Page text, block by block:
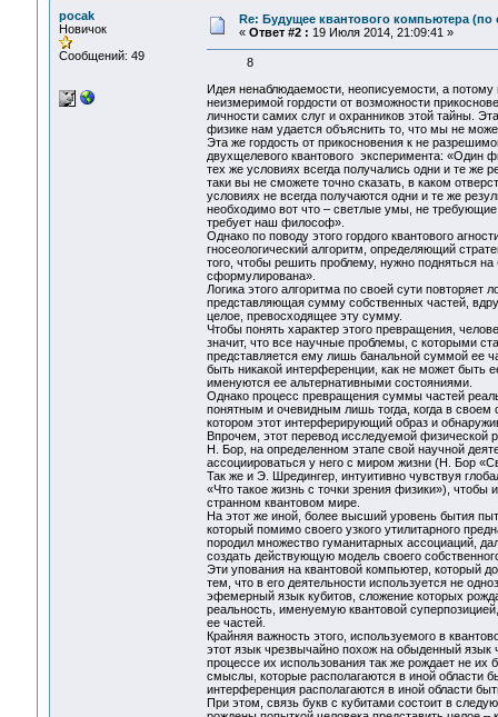
pocak
Новичок
Сообщений: 49
Re: Будущее квантового компьютера (по
« Ответ #2 : 19 Июля 2014, 21:09:41 »
8
Идея ненаблюдаемости, неописуемости, а потому
неизмеримой гордости от возможности
личности самих слуг и охранников этой тайны.
физике нам удается объяснить то, что мы не
Эта же гордость от прикосновения к не
двухщелевого квантового эксперимента: «Один
тех же условиях всегда получались одни и те же
таки вы не сможете точно сказать, в каком
условиях не всегда получаются одни и те же
необходимо вот что – светлые умы, не
требует наш философ».
Однако по поводу этого гордого квантового
гносеологический алгоритм, определяющий
того, чтобы решить проблему, нужно подняться
сформулирована».
Логика этого алгоритма по своей сути повторяет
представляющая сумму собственных частей,
целое, превосходящее эту сумму.
Чтобы понять характер этого превращения,
значит, что все научные проблемы, с которыми
представляется ему лишь банальной суммой ее
быть никакой интерференции, как не может быть
именуются ее альтернативными состояниями.
Однако процесс превращения суммы частей
понятным и очевидным лишь тогда, когда в
котором этот интерферирующий образ и
Впрочем, этот перевод исследуемой
Н. Бор, на определенном этапе свой научной
ассоциироваться у него с миром жизни (Н. Бор
Так же и Э. Шредингер, интуитивно чувствуя
«Что такое жизнь с точки зрения физики»),
странном квантовом мире.
На этот же иной, более высший уровень бытия
который помимо своего узкого утилитарного
породил множество гуманитарных ассоциаций,
создать действующую модель своего
Эти упования на квантовой компьютер, который
тем, что в его деятельности используется не
эфемерный язык кубитов, сложение которых
реальность, именуемую квантовой
ее частей.
Крайняя важность этого, используемого в
этот язык чрезвычайно похож на обыденный
процессе их использования так же рождает не
смыслы, которые располагаются в иной области
интерференция располагаются в иной области
При этом, связь букв с кубитами состоит в